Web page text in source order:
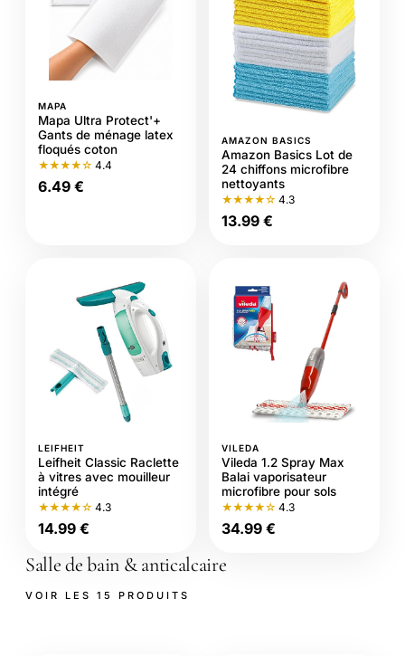
MAPA
Mapa Ultra Protect'+
Gants de ménage latex
floqués coton
★★★★☆ 4.4
6.49 €
AMAZON BASICS
Amazon Basics Lot de
24 chiffons microfibre
nettoyants
★★★★☆ 4.3
13.99 €
LEIFHEIT
Leifheit Classic Raclette
à vitres avec mouilleur
intégré
★★★★☆ 4.3
14.99 €
VILEDA
Vileda 1.2 Spray Max
Balai vaporisateur
microfibre pour sols
★★★★☆ 4.3
34.99 €
Salle de bain & anticalcaire
VOIR LES 15 PRODUITS